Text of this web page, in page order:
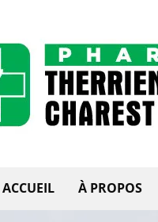
ACCUEIL À PROPOS